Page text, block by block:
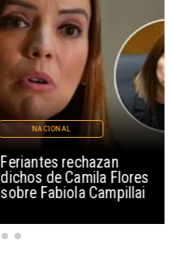
Feriantes rechazan
dichos de Camila Flores
sobre Fabiola Campillai
NACIONAL